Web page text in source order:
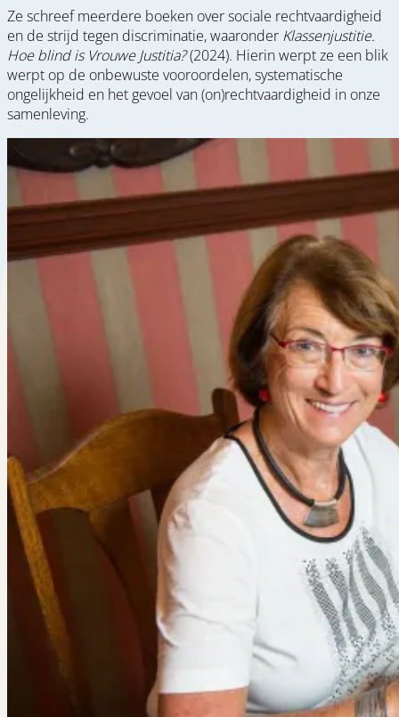
Ze schreef meerdere boeken over sociale rechtvaardigheid
en de strijd tegen discriminatie, waaronder Klassenjustitie.
Hoe blind is Vrouwe Justitia?(2024). Hierin werpt ze een blik
werpt op de onbewuste vooroordelen, systematische
ongelijkheid en het gevoel van (on)rechtvaardigheid in onze
samenleving.